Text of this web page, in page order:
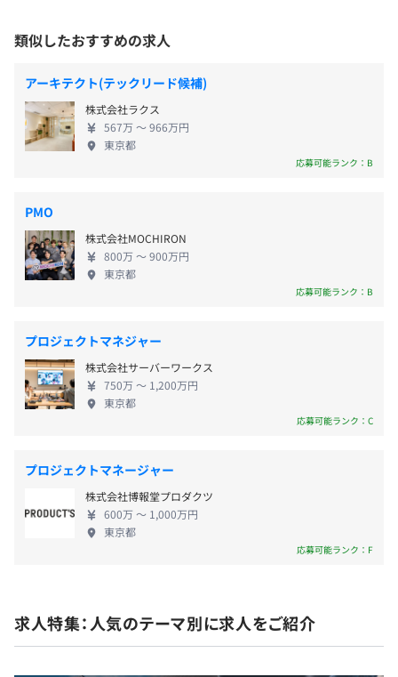
ウォーターフォール、アジャイル
JR山手線「恵比寿駅」より徒歩8分
東京メトロ日比谷線「恵比寿駅」より徒歩10分
※スカイウォークで外に出ずに通勤可能
（※想定年収は年収提示額を保証するものではありません）
の自主性に任せています
平均残業時間：10h～20h程度 ※繁忙期は20h～30h
・完全週休2日制（土・日・祝日）
・年次有給休暇
・年末年始休暇
・特別休暇（慶弔等）
・通勤交通費（上限5万/月）
・残業代（みなし残業時間超過分）
なし
ービス】 ■不動産クラウドファンディング構築シス
テム 不動産クラウドファンディングシステム
『fundingtool』を提供いたします。 システムの構築
から許認可の申請、運用、サービスのプロモーショ
ン、その他アフターサポートまで 利用者が安心して
運用できるバックアップ体制を整えております。 ■
ポータル事業 投資に関する情報を発信するオウンド
供いたします。 また『fundingtool』を導入いただい
た事業者のプロモーションにも携わっております。
■プラットフォーム事業 クラウドファンディング事
業者と投資家をマッチングさせるサービスを提供し
お客様の抱える課題をヒアリングし適切に問題解決
いたします。 導入コストを抑えながらスピーディー
にシステム構築をご提供いたします。 【働く環境】
当社は働きやすい環境づくりに努めています。 ま
に働きかけるなど プライベートも充実させていただ
ける環境で、ライフワークバランスも充実していま
す。
類似したおすすめの求人
アーキテクト(テックリード候補)
株式会社ラクス
567万 〜 966万円
東京都
応募可能ランク：B
PMO
株式会社MOCHIRON
800万 〜 900万円
東京都
応募可能ランク：B
プロジェクトマネジャー
株式会社サーバーワークス
750万 〜 1,200万円
東京都
応募可能ランク：C
プロジェクトマネージャー
株式会社博報堂プロダクツ
600万 〜 1,000万円
東京都
応募可能ランク：F
求人特集：人気のテーマ別に求人をご紹介